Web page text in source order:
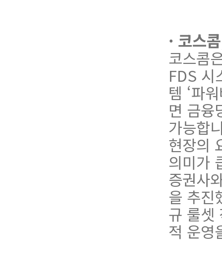
· 코스
코스콤
FDS 시
템 ‘파
면 금융
가능합
현장의
의미가
증권사
을 추진
규 룰셋
적 운영